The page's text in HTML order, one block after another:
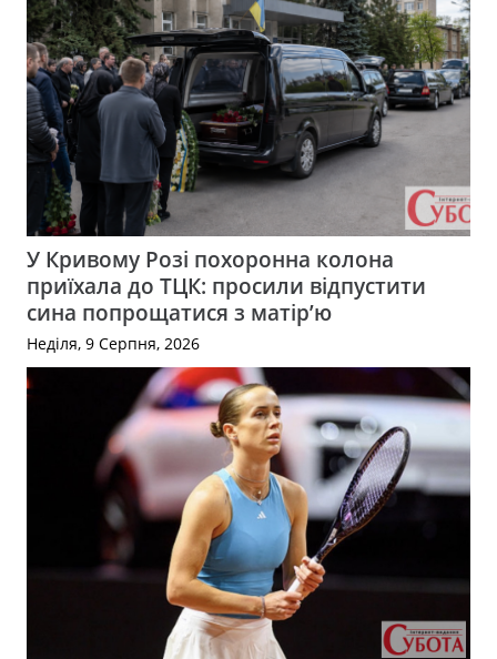
У Кривому Розі похоронна колона
приїхала до ТЦК: просили відпустити
сина попрощатися з матір’ю
Неділя, 9 Серпня, 2026